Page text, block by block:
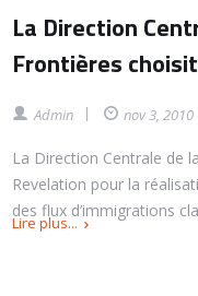
La Direction
Frontières
Admin nov 3, 2010
La Direction Centrale de
Revelation pour la
des flux d’immigrations
Lire plus...